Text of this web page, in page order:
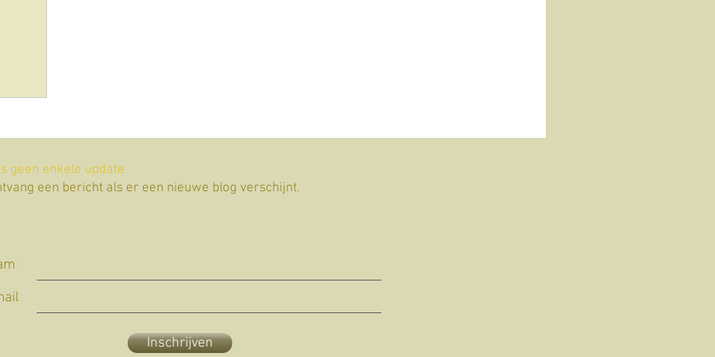
geen enkele update
een bericht als er een nieuwe blog verschijnt.
Inschrijven